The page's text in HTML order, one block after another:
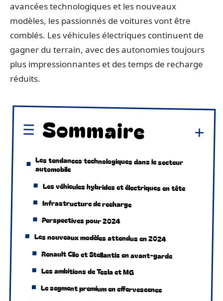
avancées technologiques et les nouveaux
modèles, les passionnés de voitures vont être
comblés. Les véhicules électriques continuent de
gagner du terrain, avec des autonomies toujours
plus impressionnantes et des temps de recharge
réduits.
Sommaire
Les tendances technologiques dans le secteur
automobile
Les véhicules hybrides et électriques en tête
Infrastructure de recharge
Perspectives pour 2024
Les nouveaux modèles attendus en 2024
Renault Clio et Stellantis en avant-garde
Les ambitions de Tesla et MG
Le segment premium en effervescence